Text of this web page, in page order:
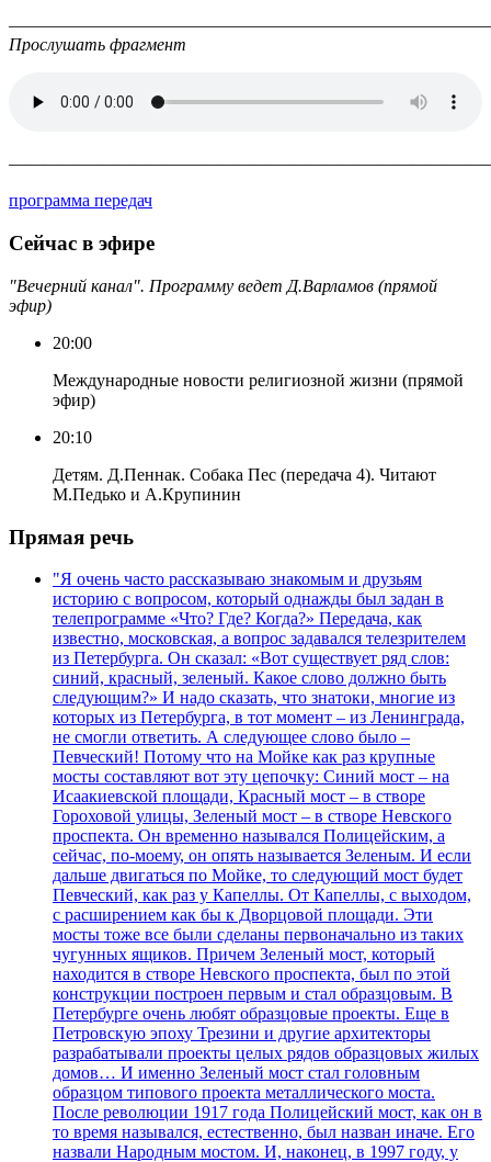
Прослушать фрагмент
программа передач
Сейчас в эфире
"Вечерний канал". Программу ведет Д.Варламов (прямой
эфир)
20:00
Международные новости религиозной жизни (прямой
эфир)
20:10
Детям. Д.Пеннак. Собака Пес (передача 4). Читают
М.Педько и А.Крупинин
Прямая речь
"Я очень часто рассказываю знакомым и друзьям
историю с вопросом, который однажды был задан в
телепрограмме «Что? Где? Когда?» Передача, как
известно, московская, а вопрос задавался телезрителем
из Петербурга. Он сказал: «Вот существует ряд слов:
синий, красный, зеленый. Какое слово должно быть
следующим?» И надо сказать, что знатоки, многие из
которых из Петербурга, в тот момент – из Ленинграда,
не смогли ответить. А следующее слово было –
Певческий! Потому что на Мойке как раз крупные
мосты составляют вот эту цепочку: Синий мост – на
Исаакиевской площади, Красный мост – в створе
Гороховой улицы, Зеленый мост – в створе Невского
проспекта. Он временно назывался Полицейским, а
сейчас, по-моему, он опять называется Зеленым. И если
дальше двигаться по Мойке, то следующий мост будет
Певческий, как раз у Капеллы. От Капеллы, с выходом,
с расширением как бы к Дворцовой площади. Эти
мосты тоже все были сделаны первоначально из таких
чугунных ящиков. Причем Зеленый мост, который
находится в створе Невского проспекта, был по этой
конструкции построен первым и стал образцовым. В
Петербурге очень любят образцовые проекты. Еще в
Петровскую эпоху Трезини и другие архитекторы
разрабатывали проекты целых рядов образцовых жилых
домов… И именно Зеленый мост стал головным
образцом типового проекта металлического моста.
После революции 1917 года Полицейский мост, как он в
то время назывался, естественно, был назван иначе. Его
назвали Народным мостом. И, наконец, в 1997 году, у